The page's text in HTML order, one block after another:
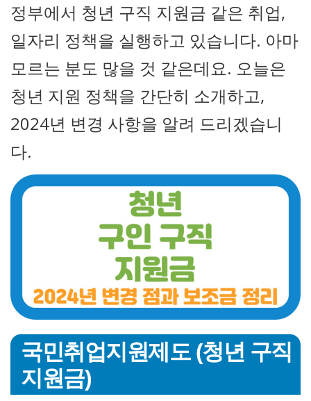
정부에서 청년 구직 지원금 같은 취업,
일자리 정책을 실행하고 있습니다. 아마
모르는 분도 많을 것 같은데요. 오늘은
청년 지원 정책을 간단히 소개하고,
2024년 변경 사항을 알려 드리겠습니
다.
국민취업지원제도 (청년 구직
지원금)